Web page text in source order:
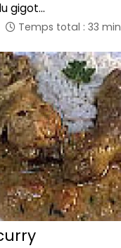
gigot...
Temps total : 33 min